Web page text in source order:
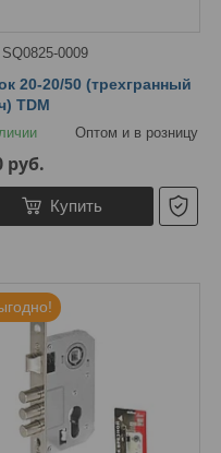
SQ0825-0009
20-20/50 (трехгранный
TDM
Оптом и в розницу
руб.
Купить